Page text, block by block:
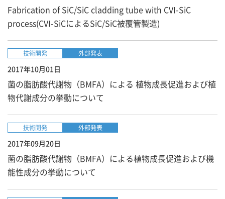
Fabrication of SiC/SiC cladding tube with CVI-SiC
process(CVI-SiCによるSiC/SiC被覆管製造)
技術開発 外部発表
2017年10月01日
菌の脂肪酸代謝物（BMFA）による 植物成長促進および植
物代謝成分の挙動について
技術開発 外部発表
2017年09月20日
菌の脂肪酸代謝物（BMFA）による植物成長促進および機
能性成分の挙動について